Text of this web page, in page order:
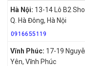
Hà Nội: 13-14 Lô B2
Q. Hà Đông, Hà Nội
0916655119
Vĩnh Phúc: 17-19
Yên, Vĩnh Phúc